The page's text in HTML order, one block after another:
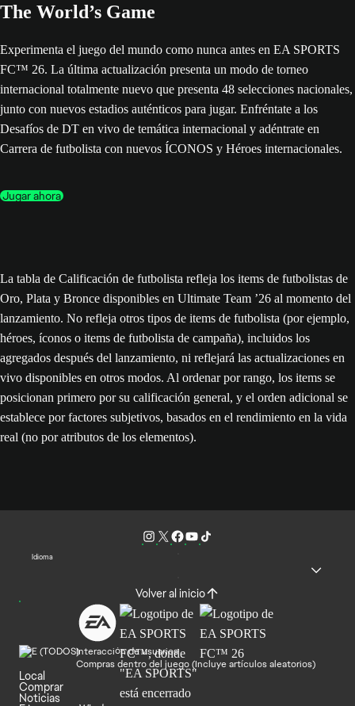
The World’s Game
Experimenta el juego del mundo como nunca antes en EA SPORTS
FC™ 26. La última actualización presenta un modo de torneo
internacional totalmente nuevo que presenta 48 selecciones nacionales,
junto con nuevos estadios auténticos para jugar. Enfréntate a los
Desafíos de DT en vivo de temática internacional y adéntrate en
Carrera de futbolista con nuevos ÍCONOS y Héroes internacionales.
Jugar ahora
La tabla de Calificación de futbolista refleja los items de futbolistas de
Oro, Plata y Bronce disponibles en Ultimate Team ’26 al momento del
lanzamiento. No refleja otros tipos de items de futbolista (por ejemplo,
héroes, íconos o items de futbolista de campaña), incluidos los
agregados después del lanzamiento, ni reflejará las actualizaciones en
vivo disponibles en otros modos. Al ordenar por rango, los items se
posicionan primero por su calificación general, y el orden adicional se
establece por factores subjetivos, basados en el rendimiento en la vida
real (no por atributos de los elementos).
Idioma
Volver al inicio
Interacción de usuarios
Compras dentro del juego (Incluye artículos aleatorios)
Local
Comprar
Noticias